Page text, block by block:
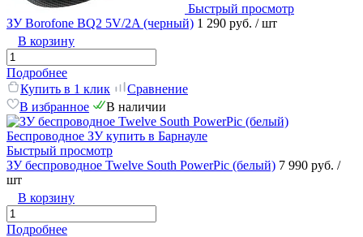
Быстрый просмотр
ЗУ Borofone BQ2 5V/2A (черный) 1 290 руб. / шт
В корзину
Подробнее
Купить в 1 клик
Сравнение
В избранное
В наличии
Быстрый просмотр
ЗУ беспроводное Twelve South PowerPic (белый) 7 990 руб. /
шт
В корзину
Подробнее